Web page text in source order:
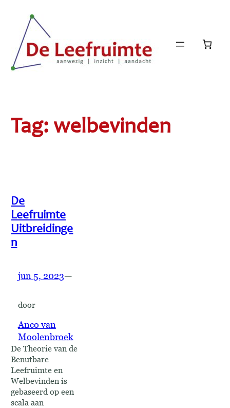
inhoud
Tag: welbevinden
De
Leefruimte
Uitbreidinge
n
jun 5, 2023—
door
Anco van
Moolenbroek
De Theorie van de
Benutbare
Leefruimte en
Welbevinden is
gebaseerd op een
scala aan